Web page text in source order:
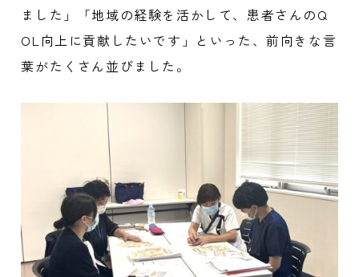
ました」「地域の経験を活かして、患者さんのQ
OL向上に貢献したいです」といった、前向きな言
葉がたくさん並びました。